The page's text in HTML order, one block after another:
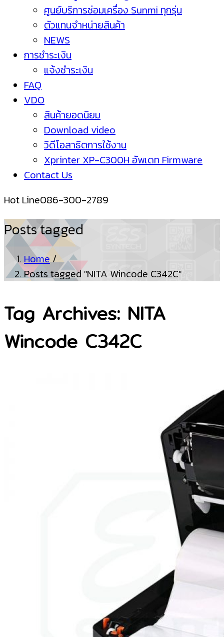
ศูนย์บริการซ่อมเครื่อง Sunmi ทุกรุ่น
ตัวแทนจำหน่ายสินค้า
NEWS
การชำระเงิน
แจ้งชำระเงิน
FAQ
VDO
สินค้ายอดนิยม
Download video
วิดีโอสาธิตการใช้งาน
Xprinter XP-C300H อัพเดท Firmware
Contact Us
Hot Line086-300-2789
Posts tagged
Home/
Posts tagged "NITA Wincode C342C"
Tag Archives: NITA
Wincode C342C